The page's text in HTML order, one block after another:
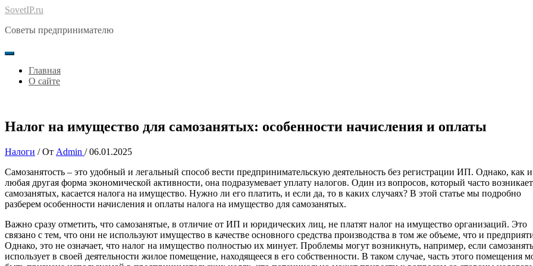
Перейти
содержимому
SovetIP.ru
Советы предпринимателю
Главная
О сайте
Налог на имущество для самозанятых: особенности начисления и оплаты
Налоги / От Admin /06.01.2025
Самозанятость – это удобный и легальный способ вести предпринимательскую деятельность без регистрации ИП. Однако, как и
любая другая форма экономической активности, она подразумевает уплату налогов. Один из вопросов, который часто
самозанятых, касается налога на имущество. Нужно ли его платить, и если да, то в каких случаях? В этой статье мы подробно
разберем особенности начисления и оплаты налога на имущество для самозанятых.
Важно сразу отметить, что самозанятые, в отличие от ИП и юридических лиц, не платят налог на имущество организаций. Это
связано с тем, что они не используют имущество в качестве основного средства производства в том же объеме, что и
Однако, это не означает, что налог на имущество полностью их минует. Проблемы могут возникнуть, например, если
использует в своей деятельности жилое помещение, находящееся в его собственности. В таком случае, часть этого помещения